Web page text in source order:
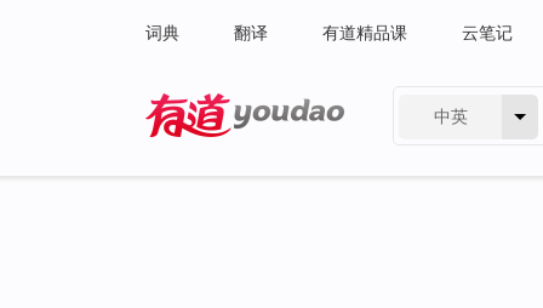
词典 翻译 有道精品课 云笔记
中英